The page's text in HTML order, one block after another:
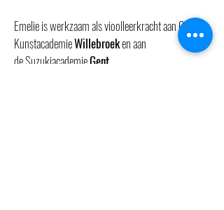
Emelie is werkzaam als vioolleerkracht aan GO!
KunstacademieWillebroeken aan
deSuzukiacademieGent